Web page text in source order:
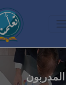
المدربون